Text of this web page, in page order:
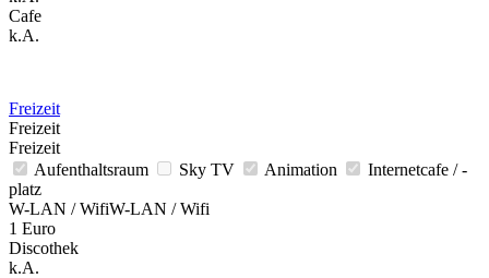
Cafe
k.A.
Freizeit
Freizeit
Freizeit
Aufenthaltsraum
Sky TV Animation
Internetcafe / -
platz
W-LAN / WifiW-LAN / Wifi
1 Euro
Discothek
k.A.